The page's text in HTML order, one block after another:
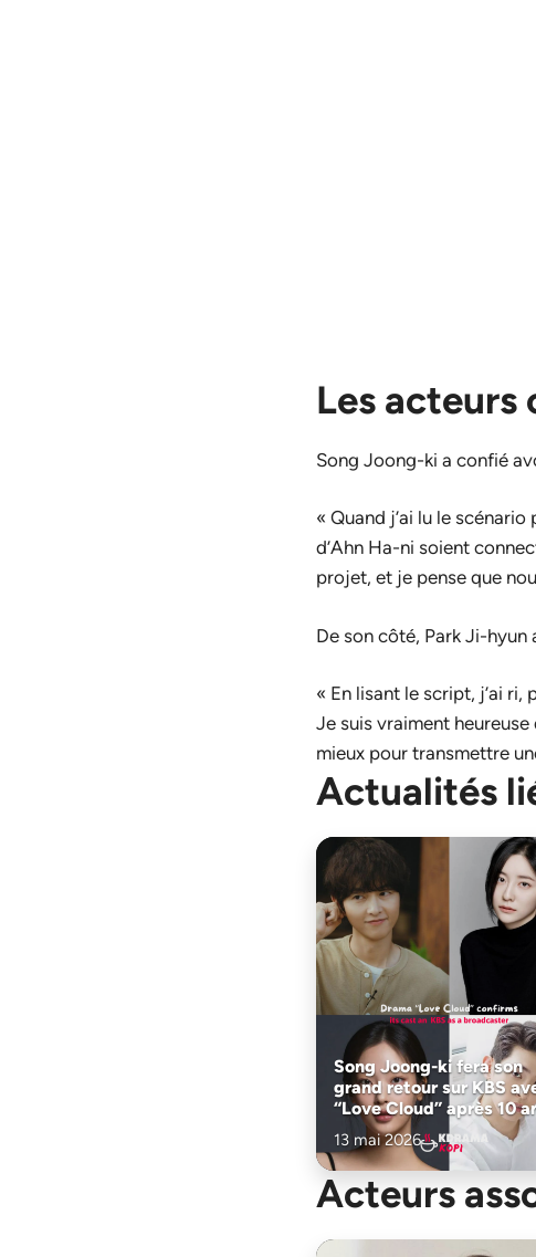
Les
Song Joong-ki a confié
« Quand j’ai lu le
d’Ahn Ha-ni soient
projet, et je pense que
De son côté, Park Ji-
« En lisant le script, j’ai
Je suis vraiment
mieux pour transmettre
Actualités
Song Joong-ki fera son
grand retour sur KBS
“Love Cloud” après 10
13 mai 2026
Acteurs